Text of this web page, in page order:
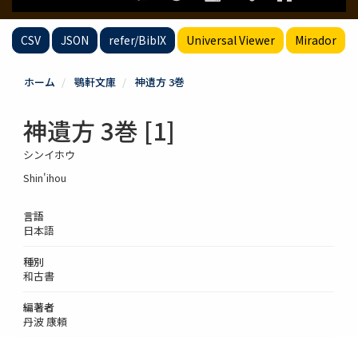
CSV JSON refer/BibIX Universal Viewer Mirador
ホーム 鶚軒文庫 神遺方 3巻
神遺方 3巻 [1]
シンイホウ
Shin'ihou
言語
日本語
種別
和古書
編著者
丹波 康頼